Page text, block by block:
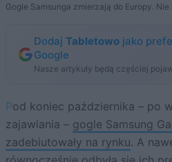
Gogle Samsunga zmierzają do Europy.
Dodaj Tabletowo jako
Google
Nasze artykuły będą częściej
Pod koniec października – po wielu miesiącach ich
zajawiania – gogle Samsung
zadebiutowały na rynku. A